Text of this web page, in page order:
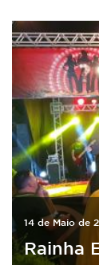
14 de Maio de
Rainha